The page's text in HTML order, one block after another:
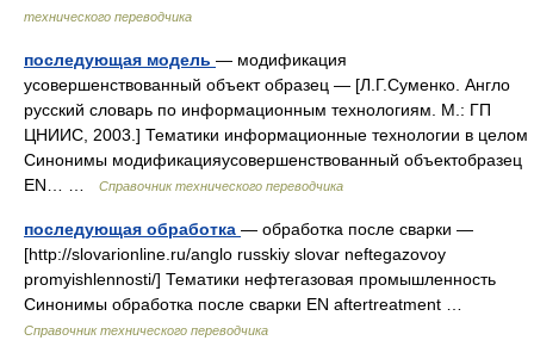
технического переводчика
последующая модель — модификация
усовершенствованный объект образец — [Л.Г.Суменко. Англо
русский словарь по информационным технологиям. М.: ГП
ЦНИИС, 2003.] Тематики информационные технологии в целом
Синонимы модификацияусовершенствованный объектобразец
EN… …
Справочник технического переводчика
последующая обработка — обработка после сварки —
[http://slovarionline.ru/anglo russkiy slovar neftegazovoy
promyishlennosti/] Тематики нефтегазовая промышленность
Синонимы обработка после сварки EN aftertreatment …
Справочник технического переводчика